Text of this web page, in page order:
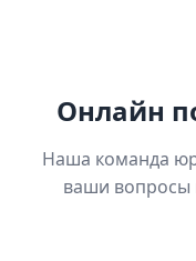
Онлайн
Наша команда
ваши вопросы